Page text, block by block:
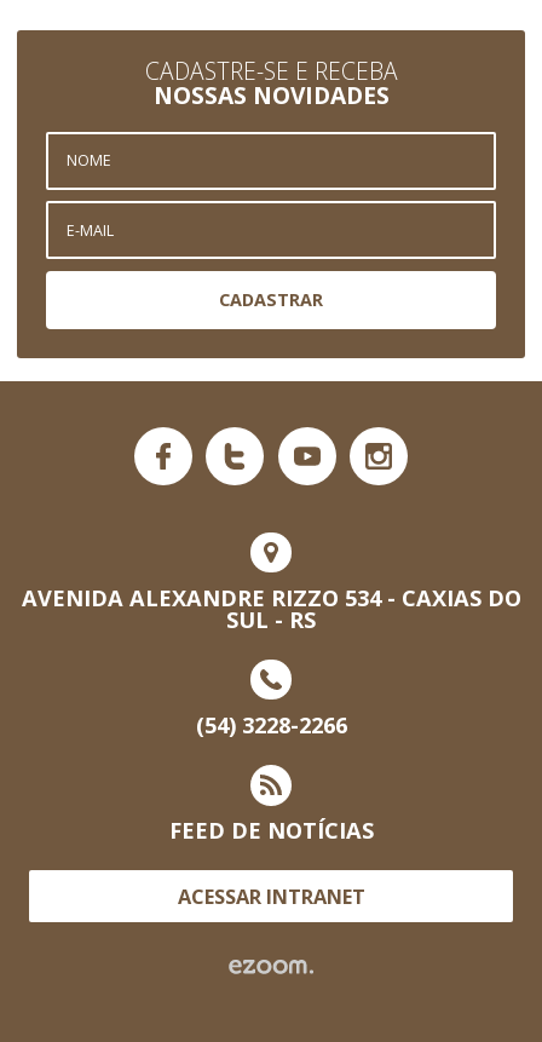
CADASTRE-SE E RECEBA
NOSSAS NOVIDADES
CADASTRAR
AVENIDA ALEXANDRE RIZZO 534 - CAXIAS DO
SUL - RS
(54) 3228-2266
FEED DE NOTÍCIAS
ACESSAR INTRANET